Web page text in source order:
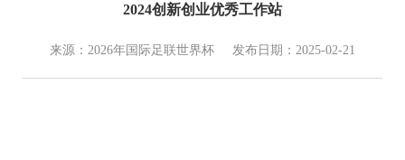
2024创新创业优秀工作站
来源：2026年国际足联世界杯 发布日期：2025-02-21